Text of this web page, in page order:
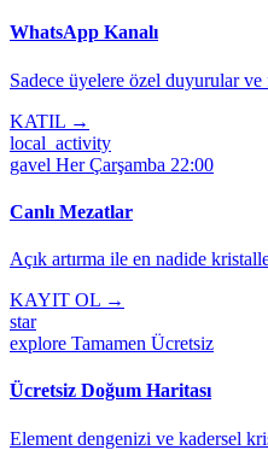
WhatsApp Kanalı
Sadece üyelere özel duyurular
KATIL →
local_activity
gavel Her Çarşamba 22:00
Canlı Mezatlar
Açık artırma ile en nadide
KAYIT OL →
star
explore Tamamen Ücretsiz
Ücretsiz Doğum Haritası
Element dengenizi ve kadersel